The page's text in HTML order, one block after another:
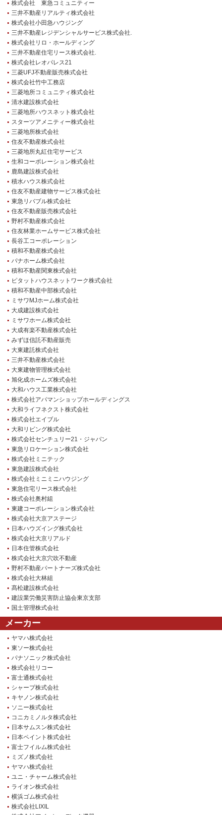
株式会社 東急コミュニティー
三井不動産リアルティ株式会社
株式会社小田急ハウジング
三井不動産レジデンシャルサービス株式会社.
株式会社リロ・ホールディング
三井不動産住宅リース株式会社.
株式会社レオパレス21
三菱UFJ不動産販売株式会社
株式会社竹中工務店
三菱地所コミュニティ株式会社
清水建設株式会社
三菱地所ハウスネット株式会社
スターツアメニティー株式会社
三菱地所株式会社
住友不動産株式会社
三菱地所丸紅住宅サービス
生和コーポレーション株式会社
鹿島建設株式会社
積水ハウス株式会社
住友不動産建物サービス株式会社
東急リバブル株式会社
住友不動産販売株式会社
野村不動産株式会社
住友林業ホームサービス株式会社
長谷工コーポレーション
積和不動産株式会社
パナホーム株式会社
積和不動産関東株式会社
ピタットハウスネットワーク株式会社
積和不動産中部株式会社
ミサワMJホーム株式会社
大成建設株式会社
ミサワホーム株式会社
大成有楽不動産株式会社
みずほ信託不動産販売
大東建託株式会社
三井不動産株式会社
大東建物管理株式会社
旭化成ホームズ株式会社
大和ハウス工業株式会社
株式会社アパマンショップホールディングス
大和ライフネクスト株式会社
株式会社エイブル
大和リビング株式会社
株式会社センチュリー21・ジャパン
東急リロケーション株式会社
株式会社ミニテック
東急建設株式会社
株式会社ミニミニハウジング
東急住宅リース株式会社
株式会社奥村組
東建コーポレーション株式会社
株式会社大京アステージ
日本ハウズイング株式会社
株式会社大京リアルド
日本住管株式会社
株式会社大京穴吹不動産
野村不動産パートナーズ株式会社
株式会社大林組
髙松建設株式会社
建設業労働災害防止協会東京支部
国土管理株式会社
メーカー
ヤマハ株式会社
東ソー株式会社
パナソニック株式会社
株式会社リコー
富士通株式会社
シャープ株式会社
キヤノン株式会社
ソニー株式会社
コニカミノルタ株式会社
日本サムスン株式会社
日本ペイント株式会社
富士フイルム株式会社
ミズノ株式会社
ヤマハ株式会社
ユニ・チャーム株式会社
ライオン株式会社
横浜ゴム株式会社
株式会社LIXIL